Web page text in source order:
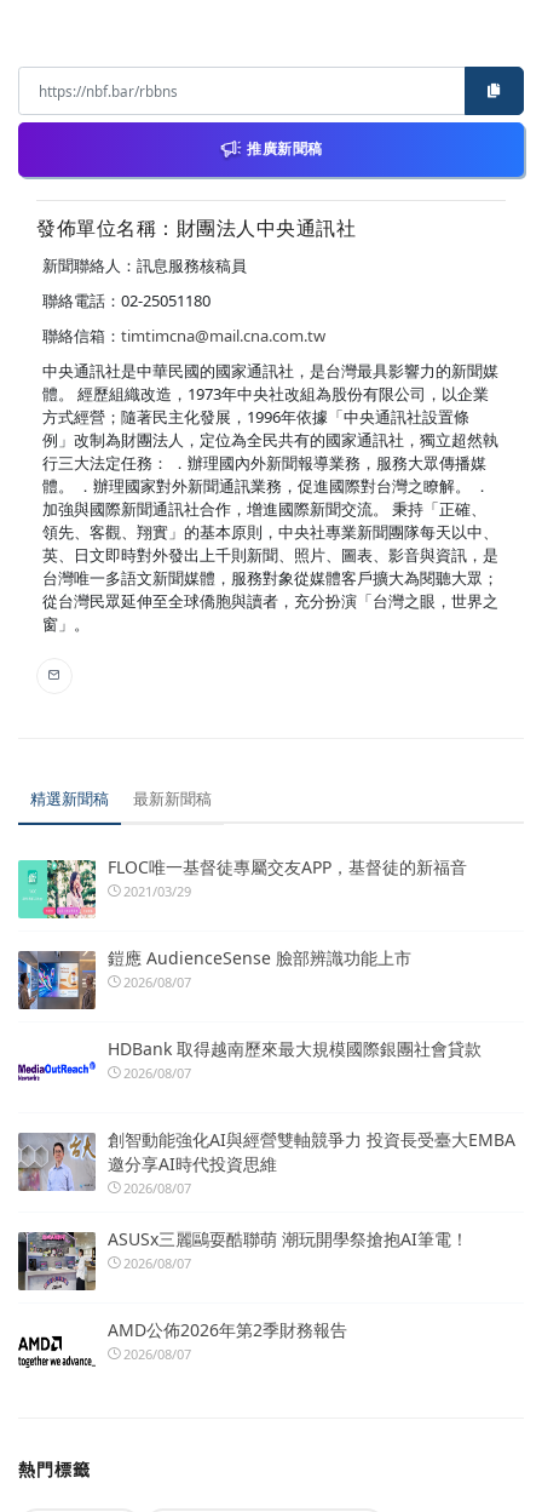
推廣新聞稿
發佈單位名稱：財團法人中央通訊社
新聞聯絡人：訊息服務核稿員
聯絡電話：02-25051180
聯絡信箱： timtimcna@mail.cna.com.tw
中央通訊社是中華民國的國家通訊社，是台灣最具影響力的新聞媒
體。 經歷組織改造，1973年中央社改組為股份有限公司，以企業
方式經營；隨著民主化發展，1996年依據「中央通訊社設置條
例」改制為財團法人，定位為全民共有的國家通訊社，獨立超然執
行三大法定任務： ．辦理國內外新聞報導業務，服務大眾傳播媒
體。 ．辦理國家對外新聞通訊業務，促進國際對台灣之瞭解。 ．
加強與國際新聞通訊社合作，增進國際新聞交流。 秉持「正確、
領先、客觀、翔實」的基本原則，中央社專業新聞團隊每天以中、
英、日文即時對外發出上千則新聞、照片、圖表、影音與資訊，是
台灣唯一多語文新聞媒體，服務對象從媒體客戶擴大為閱聽大眾；
從台灣民眾延伸至全球僑胞與讀者，充分扮演「台灣之眼，世界之
窗」。
精選新聞稿 最新新聞稿
FLOC唯一基督徒專屬交友APP，基督徒的新福音
2021/03/29
鎧應 AudienceSense 臉部辨識功能上市
2026/08/07
HDBank 取得越南歷來最大規模國際銀團社會貸款
2026/08/07
創智動能強化AI與經營雙軸競爭力 投資長受臺大EMBA
邀分享AI時代投資思維
2026/08/07
ASUSx三麗鷗耍酷聯萌 潮玩開學祭搶抱AI筆電！
2026/08/07
AMD公佈2026年第2季財務報告
2026/08/07
熱門標籤